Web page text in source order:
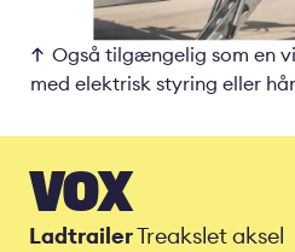
Også tilgængelig som en
med elektrisk styring eller
VOX
LadtrailerTreakslet aksel